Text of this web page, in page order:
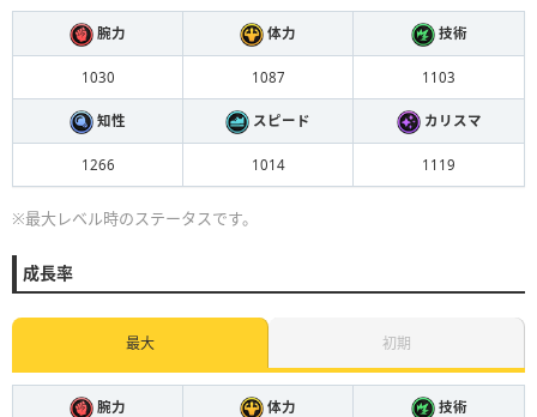
腕力 体力 技術
1030 1087 1103
知性 スピード カリスマ
1266 1014 1119
※最大レベル時のステータスです。
成長率
最大 初期
腕力 体力 技術